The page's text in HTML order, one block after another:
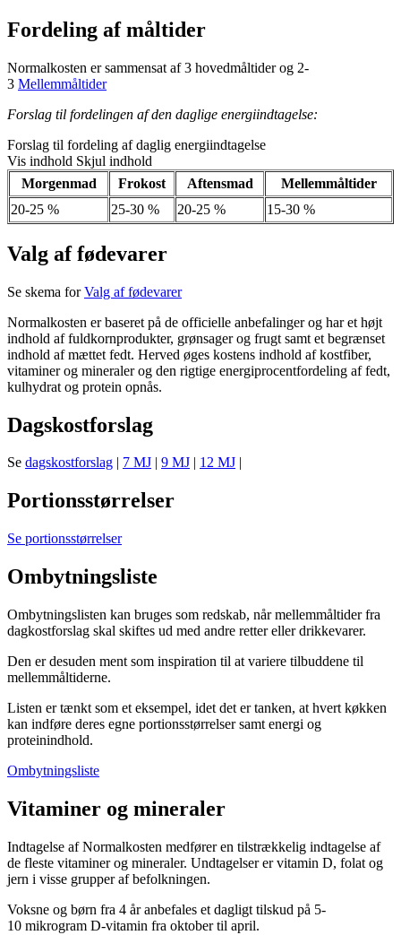
Fordeling af måltider
Normalkosten er sammensat af 3 hovedmåltider og 2-
3 Mellemmåltider
Forslag til fordelingen af den daglige energiindtagelse:
Forslag til fordeling af daglig energiindtagelse
Vis indhold Skjul indhold
Morgenmad
Frokost Aftensmad
Mellemmåltider
20-25 %
25-30 % 20-25 % 15-30 %
Valg af fødevarer
Se skema forValg af fødevarer
Normalkosten er baseret på de officielle anbefalinger og har et højt
indhold af fuldkornprodukter, grønsager og frugt samt et begrænset
indhold af mættet fedt. Herved øges kostens indhold af kostfiber,
vitaminer og mineraler og den rigtige energiprocentfordeling af fedt,
kulhydrat og protein opnås.
Dagskostforslag
Se dagskostforslag | 7 MJ | 9 MJ | 12 MJ |
Portionsstørrelser
Se portionsstørrelser
Ombytningsliste
Ombytningslisten kan bruges som redskab, når mellemmåltider fra
dagkostforslag skal skiftes ud med andre retter eller drikkevarer.
Den er desuden ment som inspiration til at variere tilbuddene til
mellemmåltiderne.
Listen er tænkt som et eksempel, idet det er tanken, at hvert køkken
kan indføre deres egne portionsstørrelser samt energi og
proteinindhold.
Ombytningsliste
Vitaminer og mineraler
Indtagelse af Normalkosten medfører en tilstrækkelig indtagelse af
de fleste vitaminer og mineraler. Undtagelser er vitamin D, folat og
jern i visse grupper af befolkningen.
Voksne og børn fra 4 år anbefales et dagligt tilskud på 5-
10 mikrogram D-vitamin fra oktober til april.